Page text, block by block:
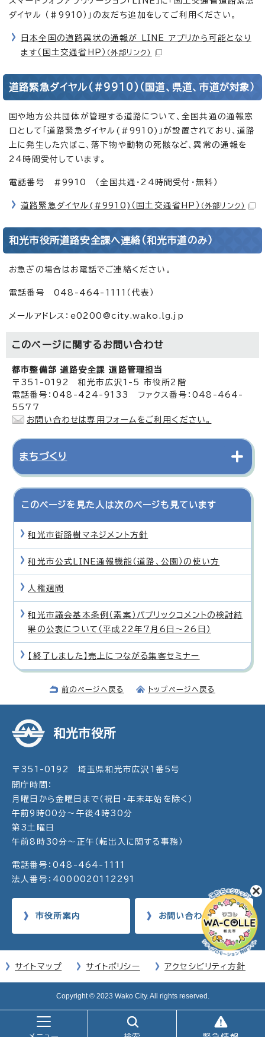
ダイヤル （♯9910）」の友だち追加をしてご利用ください。
日本全国の道路異状の通報が LINE アプリから可能となり
ます（国土交通省HP） （外部リンク）
道路緊急ダイヤル(＃9910)（国道、県道、市道が対象）
国や地方公共団体が管理する道路について、全国共通の通報窓
口として「道路緊急ダイヤル(＃9910)」が設置されており、道路
上に発生した穴ぼこ、落下物や動物の死骸など、異常の通報を
24時間受付しています。
電話番号 #9910 （全国共通・24時間受付・無料）
道路緊急ダイヤル(#9910)（国土交通省HP） （外部リンク）
和光市役所道路安全課へ連絡（和光市道のみ）
お急ぎの場合はお電話でご連絡ください。
電話番号 048-464-1111（代表）
メールアドレス：e0200@city.wako.lg.jp
このページに関する お問い合わせ
都市整備部 道路安全課 道路管理担当
〒351-0192 和光市広沢1-5 市役所2階
電話番号：048-424-9133 ファクス番号：048-464-
5577
お問い合わせは専用フォームをご利用ください。
まちづくり
このページを見た人は次のページも見ています
和光市街路樹マネジメント方針
和光市公式LINE通報機能（道路、公園）の使い方
人権週間
和光市議会基本条例（素案）パブリックコメントの検討結
果の公表について（平成22年7月6日〜26日）
【終了しました】売上につながる集客セミナー
前のページへ戻る トップページへ戻る
和光市役所
〒351-0192 埼玉県和光市広沢1番5号
開庁時間：
月曜日から金曜日まで（祝日・年末年始を除く）
午前9時00分～午後4時30分
第3土曜日
午前8時30分～正午（転出入に関する事務）
電話番号：048-464-1111
法人番号：4000020112291
市役所案内 お問い合わせ
サイトマップ サイトポリシー アクセシビリティ方針
Copyright © 2023 Wako City. All rights reserved.